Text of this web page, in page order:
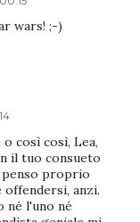
wars! ;-)
così così, Lea,
il tuo consueto
penso proprio
anzi.
né l'uno né